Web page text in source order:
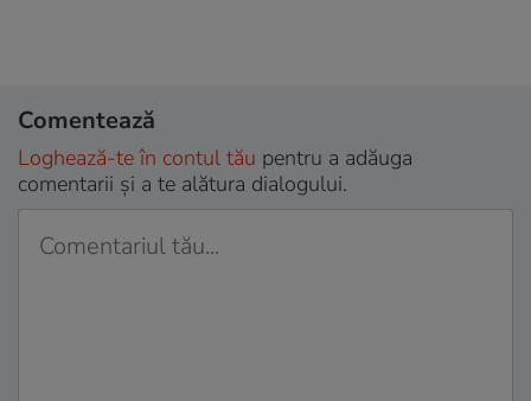
Comentează
Loghează-te în contul tău pentru a adăuga
comentarii și a te alătura dialogului.